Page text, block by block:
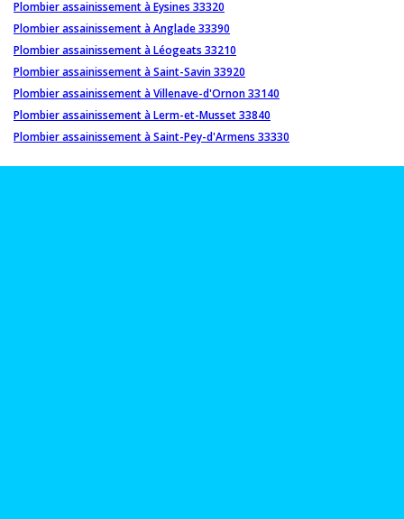
Plombier assainissement à Eysines 33320
Plombier assainissement à Anglade 33390
Plombier assainissement à Léogeats 33210
Plombier assainissement à Saint-Savin 33920
Plombier assainissement à Villenave-d'Ornon 33140
Plombier assainissement à Lerm-et-Musset 33840
Plombier assainissement à Saint-Pey-d'Armens 33330